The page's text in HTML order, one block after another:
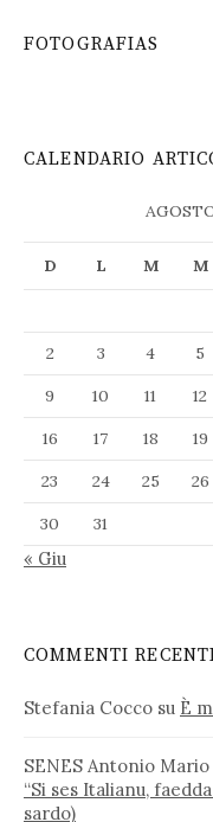
FOTOGRAFIAS
CALENDARIO
D L M M
2
3 4 5
9
10 11 12
16
17 18 19
23
24 25 26
30
31
« Giu
COMMENTI
Stefania Cocco su È
SENES Antonio Mario
“Si ses Italianu,
sardo)